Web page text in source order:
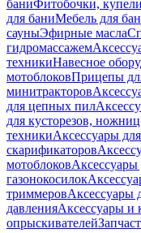
баниФитобочки, купели
для баниМебель для
сауныЭфирные масла
гидромассажем
техникиНавесное
мотоблоковПрицепы
минитракторов
для цепных пил
для кусторезов,
техникиАксессуары
скарификаторов
мотоблоковАксессуары
газонокосилок
триммеровАксессуары
давленияАксессуары и
опрыскивателей